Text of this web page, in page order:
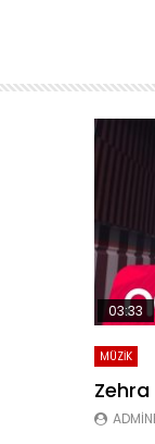
Daha sonra
03:33
MÜZİK